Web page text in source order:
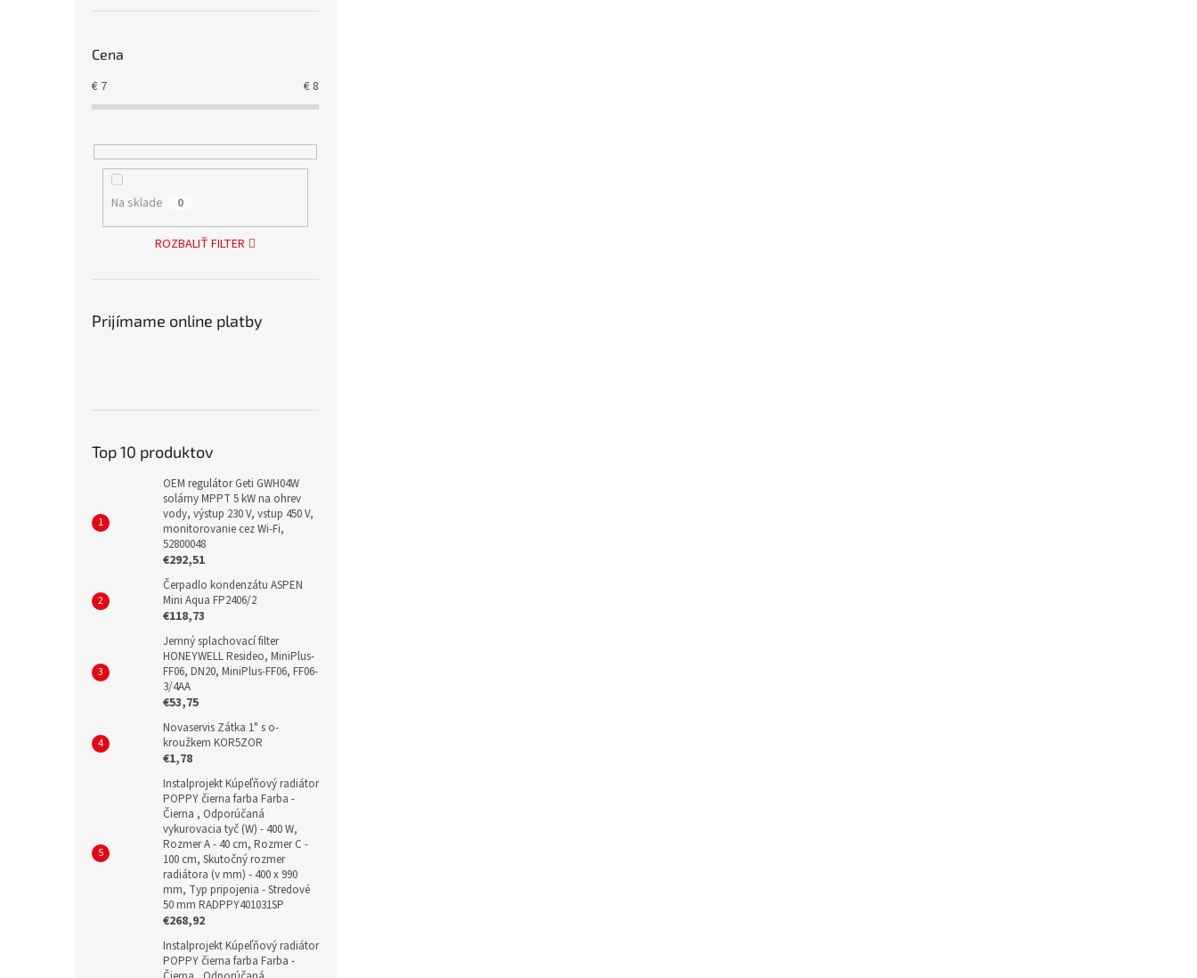
Cena
€ 7 €8
Na sklade 0
ROZBALIŤ FILTER
Prijímame online platby
Top 10 produktov
OEM regulátor Geti GWH04W
solárny MPPT 5 kW na ohrev
vody, výstup 230 V, vstup 450 V,
monitorovanie cez Wi-Fi,
52800048
€292,51
Čerpadlo kondenzátu ASPEN
Mini Aqua FP2406/2
€118,73
Jemný splachovací filter
HONEYWELL Resideo, MiniPlus-
FF06, DN20, MiniPlus-FF06, FF06-
3/4AA
€53,75
Novaservis Zátka 1" s o-
kroužkem KOR5ZOR
€1,78
Instalprojekt Kúpeľňový radiátor
POPPY čierna farba Farba -
Čierna , Odporúčaná
vykurovacia tyč (W) - 400 W,
Rozmer A - 40 cm, Rozmer C -
100 cm, Skutočný rozmer
radiátora (v mm) - 400 x 990
mm, Typ pripojenia - Stredové
50 mm RADPPY401031SP
€268,92
Instalprojekt Kúpeľňový radiátor
POPPY čierna farba Farba -